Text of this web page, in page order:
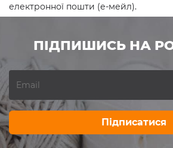
електронної пошти (е-мейл).
ПІДПИШИСЬ НА
Підписатися